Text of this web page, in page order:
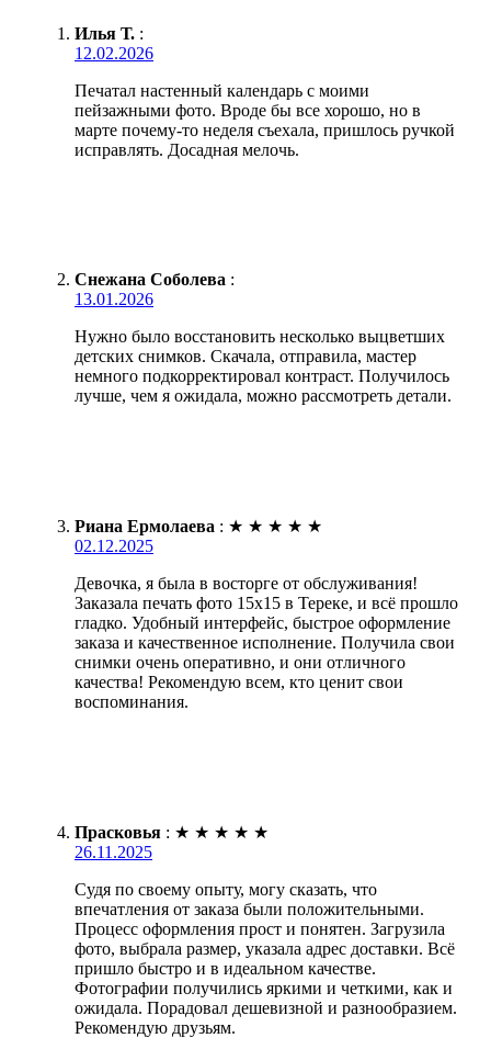
Илья Т. :
12.02.2026
Печатал настенный календарь с моими
пейзажными фото. Вроде бы все хорошо, но в
марте почему-то неделя съехала, пришлось ручкой
исправлять. Досадная мелочь.
Снежана Соболева :
13.01.2026
Нужно было восстановить несколько выцветших
детских снимков. Скачала, отправила, мастер
немного подкорректировал контраст. Получилось
лучше, чем я ожидала, можно рассмотреть детали.
Риана Ермолаева : ★ ★ ★ ★ ★
02.12.2025
Девочка, я была в восторге от обслуживания!
Заказала печать фото 15х15 в Тереке, и всё прошло
гладко. Удобный интерфейс, быстрое оформление
заказа и качественное исполнение. Получила свои
снимки очень оперативно, и они отличного
качества! Рекомендую всем, кто ценит свои
воспоминания.
Прасковья : ★ ★ ★ ★ ★
26.11.2025
Судя по своему опыту, могу сказать, что
впечатления от заказа были положительными.
Процесс оформления прост и понятен. Загрузила
фото, выбрала размер, указала адрес доставки. Всё
пришло быстро и в идеальном качестве.
Фотографии получились яркими и четкими, как и
ожидала. Порадовал дешевизной и разнообразием.
Рекомендую друзьям.